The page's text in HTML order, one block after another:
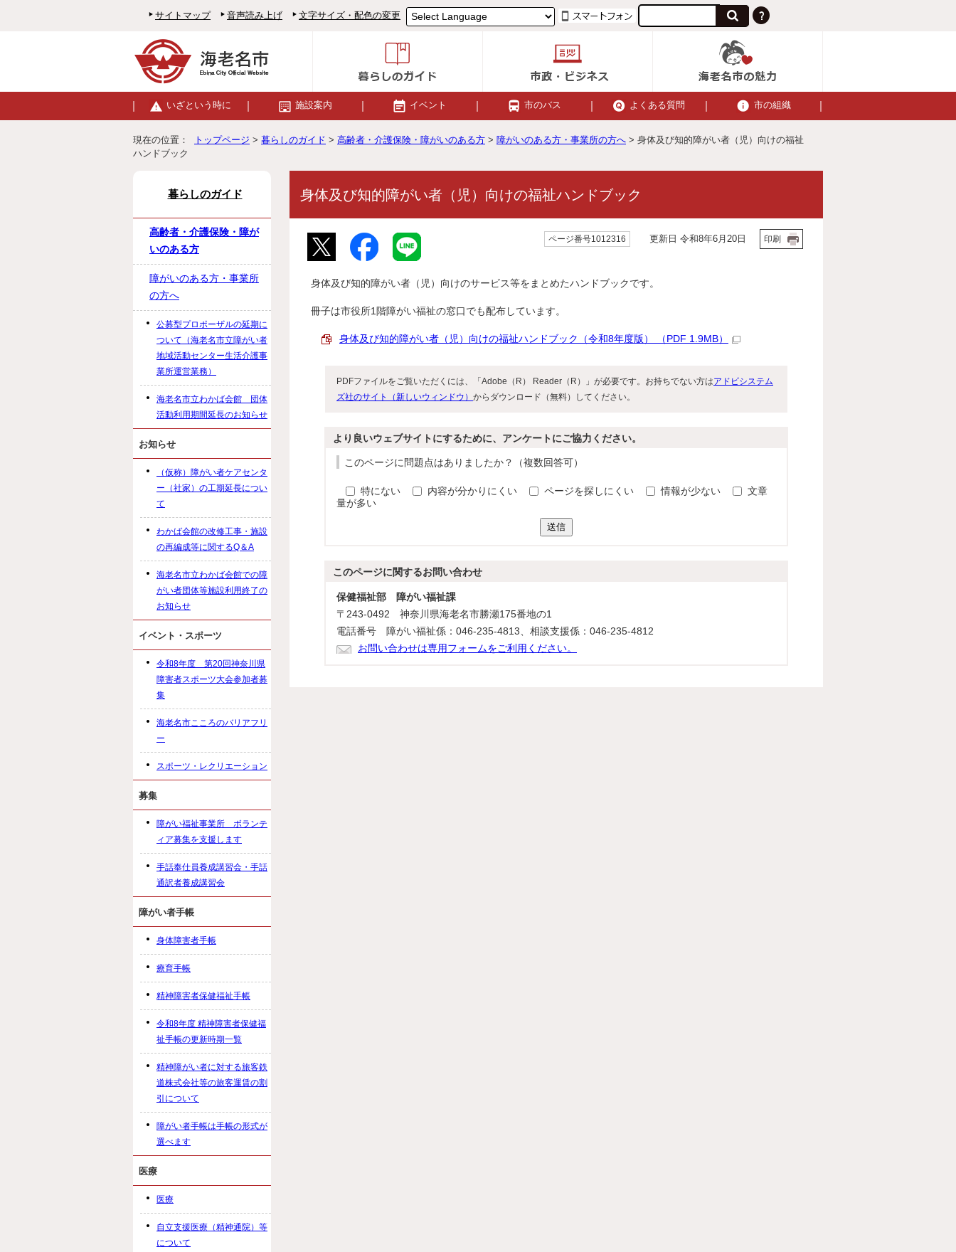
サイトマップ 音声読み上げ 文字サイズ・配色の変更
いざという時に 施設案内 イベント 市のバス よくある質問 市の組織
現在の位置： トップページ > 暮らしのガイド > 高齢者・介護保険・障がいのある方 > 障がいのある方・事業所の方へ > 身体及び知的障がい者（児）向けの福祉
ハンドブック
身体及び知的障がい者（児）向けの福祉ハンドブック
ページ番号1012316 更新日 令和8年6月20日 印刷
身体及び知的障がい者（児）向けのサービス等をまとめたハンドブックです。
冊子は市役所1階障がい福祉の窓口でも配布しています。
身体及び知的障がい者（児）向けの福祉ハンドブック（令和8年度版） （PDF 1.9MB）
PDFファイルをご覧いただくには、「Adobe（R） Reader（R）」が必要です。お持ちでない方はアドビシステム
ズ社のサイト（新しいウィンドウ） からダウンロード（無料）してください。
より良いウェブサイトにするために、アンケートにご協力ください。
このページに問題点はありましたか？（複数回答可）
特にない 内容が分かりにくい ページを探しにくい 情報が少ない
文章
量が多い
送信
このページに関するお問い合わせ
保健福祉部 障がい福祉課
〒243-0492 神奈川県海老名市勝瀬175番地の1
電話番号 障がい福祉係：046-235-4813、相談支援係：046-235-4812
お問い合わせは専用フォームをご利用ください。
暮らしのガイド
高齢者・介護保険・障が
いのある方
障がいのある方・事業所
の方へ
公募型プロポーザルの延期に
ついて（海老名市立障がい者
地域活動センター生活介護事
業所運営業務）
海老名市立わかば会館 団体
活動利用期間延長のお知らせ
お知らせ
（仮称）障がい者ケアセンタ
ー（社家）の工期延長につい
て
わかば会館の改修工事・施設
の再編成等に関するQ＆A
海老名市立わかば会館での障
がい者団体等施設利用終了の
お知らせ
イベント・スポーツ
令和8年度 第20回神奈川県
障害者スポーツ大会参加者募
集
海老名市こころのバリアフリ
ー
スポーツ・レクリエーション
募集
障がい福祉事業所 ボランテ
ィア募集を支援します
手話奉仕員養成講習会・手話
通訳者養成講習会
障がい者手帳
身体障害者手帳
療育手帳
精神障害者保健福祉手帳
令和8年度 精神障害者保健福
祉手帳の更新時期一覧
精神障がい者に対する旅客鉄
道株式会社等の旅客運賃の割
引について
障がい者手帳は手帳の形式が
選べます
医療
医療
自立支援医療（精神通院）等
について